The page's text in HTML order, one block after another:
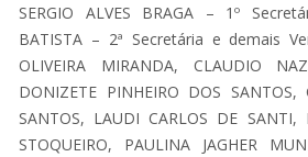
SERGIO ALVES BRAGA – 1º
BATISTA – 2ª Secretária e demais
OLIVEIRA MIRANDA, CLAUDIO
DONIZETE PINHEIRO DOS SANTOS,
SANTOS, LAUDI CARLOS DE SANTI,
STOQUEIRO, PAULINA JAGHER